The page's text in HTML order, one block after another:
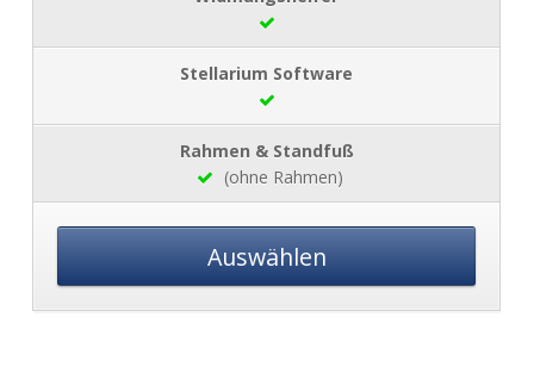
(ohne Rahmen)
Auswählen